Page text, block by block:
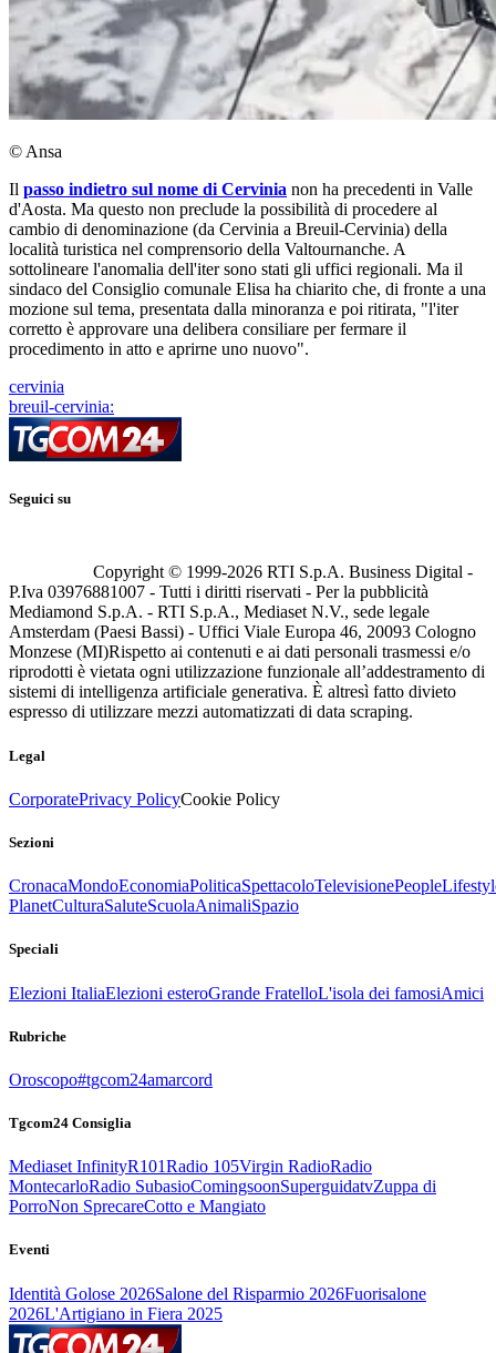
© Ansa
Il passo indietro sul nome di Cervinia non ha precedenti in Valle
d'Aosta. Ma questo non preclude la possibilità di procedere al
cambio di denominazione (da Cervinia a Breuil-Cervinia) della
località turistica nel comprensorio della Valtournanche. A
sottolineare l'anomalia dell'iter sono stati gli uffici regionali. Ma il
sindaco del Consiglio comunale Elisa ha chiarito che, di fronte a una
mozione sul tema, presentata dalla minoranza e poi ritirata, "l'iter
corretto è approvare una delibera consiliare per fermare il
procedimento in atto e aprirne uno nuovo".
cervinia
breuil-cervinia:
Seguici su
Copyright © 1999-2026 RTI S.p.A. Business Digital -
P.Iva 03976881007 - Tutti i diritti riservati - Per la pubblicità
Mediamond S.p.A. - RTI S.p.A., Mediaset N.V., sede legale
Amsterdam (Paesi Bassi) - Uffici Viale Europa 46, 20093 Cologno
Monzese (MI)Rispetto ai contenuti e ai dati personali trasmessi e/o
riprodotti è vietata ogni utilizzazione funzionale all’addestramento di
sistemi di intelligenza artificiale generativa. È altresì fatto divieto
espresso di utilizzare mezzi automatizzati di data scraping.
Legal
CorporatePrivacy PolicyCookie Policy
Sezioni
CronacaMondoEconomiaPoliticaSpettacoloTelevisionePeople
PlanetCulturaSaluteScuolaAnimaliSpazio
Speciali
Elezioni ItaliaElezioni esteroGrande FratelloL'isola dei famosiAmici
Rubriche
Oroscopo#tgcom24amarcord
Tgcom24 Consiglia
Mediaset InfinityR101Radio 105Virgin RadioRadio
MontecarloRadio SubasioComingsoonSuperguidatvZuppa di
PorroNon SprecareCotto e Mangiato
Eventi
Identità Golose 2026Salone del Risparmio 2026Fuorisalone
2026L'Artigiano in Fiera 2025